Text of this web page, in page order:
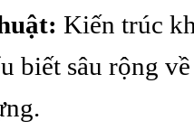
Kiến trúc
biết sâu rộng